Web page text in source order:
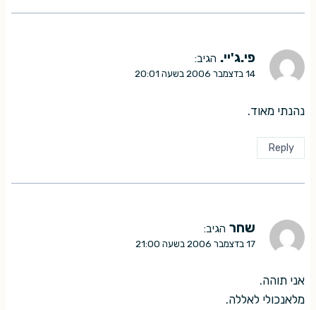
פי.ג'יי. הגיב:
14 בדצמבר 2006 בשעה 20:01
נהנתי מאוד.
Reply
שחר הגיב:
17 בדצמבר 2006 בשעה 21:00
אני תוהה.
מלאנכולי לאללה.